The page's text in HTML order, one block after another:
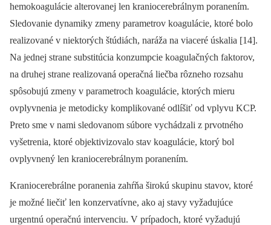
hemokoagulácie alterovanej len kraniocerebrálnym poranením.
Sledovanie dynamiky zmeny parametrov koagulácie, ktoré bolo
realizované v niektorých štúdiách, naráža na viaceré úskalia [14].
Na jednej strane substitúcia konzumpcie koagulačných faktorov,
na druhej strane realizovaná operačná liečba rôzneho rozsahu
spôsobujú zmeny v parametroch koagulácie, ktorých mieru
ovplyvnenia je metodicky komplikované odlíšiť od vplyvu KCP.
Preto sme v nami sledovanom súbore vychádzali z prvotného
vyšetrenia, ktoré objektivizovalo stav koagulácie, ktorý bol
ovplyvnený len kraniocerebrálnym poranením.
Kraniocerebrálne poranenia zahŕňa širokú skupinu stavov, ktoré
je možné liečiť len konzervatívne, ako aj stavy vyžadujúce
urgentnú operačnú intervenciu. V prípadoch, ktoré vyžadujú